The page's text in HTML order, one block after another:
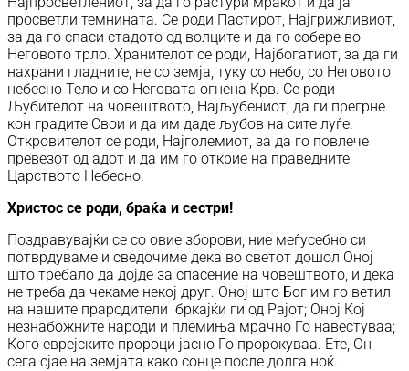
просветли темнината. Се роди Пастирот, Најгрижливиот,
за да го спаси стадото од волците и да го собере во
Неговото трло. Хранителот се роди, Најбогатиот, за да ги
нахрани гладните, не со земја, туку со небо, со Неговото
небесно Тело и со Неговата огнена Крв. Се роди
Љубителот на човештвото, Најљубениот, да ги прегрне
кон градите Свои и да им даде љубов на сите луѓе.
Откровителот се роди, Најголемиот, за да го повлече
превезот од адот и да им го открие на праведните
Царството Небесно.
Христос се роди, браќа и сестри!
Поздравувајќи се со овие зборови, ние меѓусебно си
потврдуваме и сведочиме дека во светот дошол Оној
што требало да дојде за спасение на човештвото, и дека
не треба да чекаме некој друг. Оној што Бог им го ветил
на нашите прародители бркајќи ги од Рајот; Оној Кој
незнабожните народи и племиња мрачно Го навестуваа;
Кого еврејските пророци јасно Го пророкуваа. Ете, Он
сега сјае на земјата како сонце после долга ноќ.